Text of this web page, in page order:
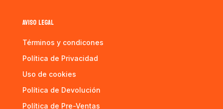
AVISO LEGAL
Términos y condicones
Política de Privacidad
Uso de cookies
Política de Devolución
Política de Pre-Ventas